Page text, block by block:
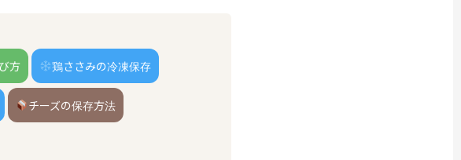
方 鶏ささみの冷凍保存
チーズの保存方法